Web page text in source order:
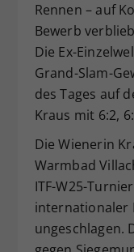
Rennen – auf
Bewerb
Die Ex-
Grand-Slam-
des Tages auf
Kraus mit 6:2,
Die Wienerin
Warmbad
ITF-W25-
internationaler
ungeschlagen.
Zweck
hat.